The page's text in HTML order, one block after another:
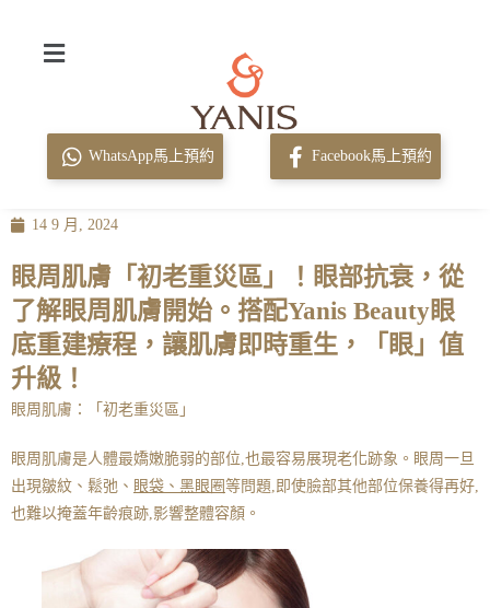
WhatsApp馬上預約 Facebook馬上預約
14 9 月, 2024
眼周肌膚「初老重災區」！眼部抗衰，從
了解眼周肌膚開始。搭配Yanis Beauty眼
底重建療程，讓肌膚即時重生，「眼」值
升級！
眼周肌膚：「初老重災區」
眼周肌膚是人體最嬌嫩脆弱的部位,也最容易展現老化跡象。眼周一旦
出現皺紋、鬆弛、 眼袋、黑眼圈等問題,即使臉部其他部位保養得再好,
也難以掩蓋年齡痕跡,影響整體容顏。